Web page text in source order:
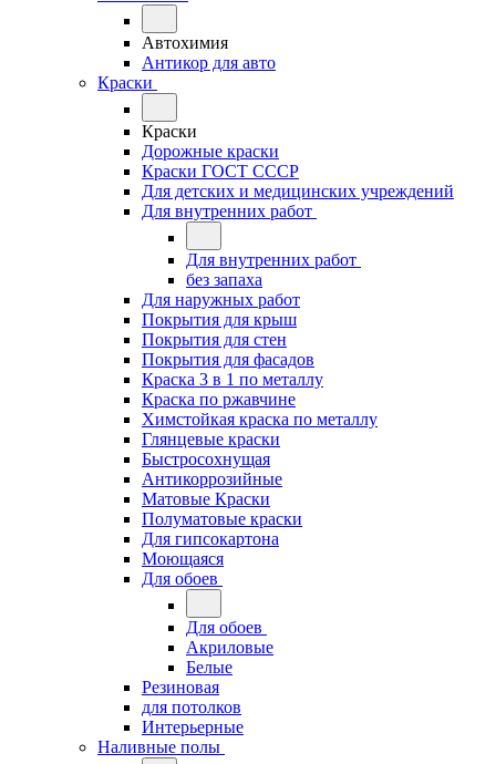
Автохимия
Антикор для авто
Краски
Краски
Дорожные краски
Краски ГОСТ СССР
Для детских и медицинских учреждений
Для внутренних работ
Для внутренних работ
без запаха
Для наружных работ
Покрытия для крыш
Покрытия для стен
Покрытия для фасадов
Краска 3 в 1 по металлу
Краска по ржавчине
Химстойкая краска по металлу
Глянцевые краски
Быстросохнущая
Антикоррозийные
Матовые Краски
Полуматовые краски
Для гипсокартона
Моющаяся
Для обоев
Для обоев
Акриловые
Белые
Резиновая
для потолков
Интерьерные
Наливные полы